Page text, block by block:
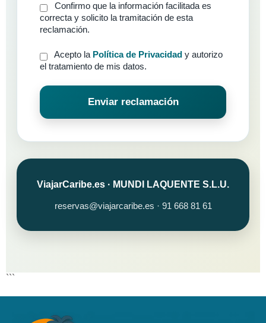
Confirmo que la información facilitada es
correcta y solicito la tramitación de esta
reclamación.
Acepto la Política de Privacidad y autorizo
el tratamiento de mis datos.
Enviar reclamación
ViajarCaribe.es · MUNDI LAQUENTE S.L.U.
reservas@viajarcaribe.es · 91 668 81 61
```